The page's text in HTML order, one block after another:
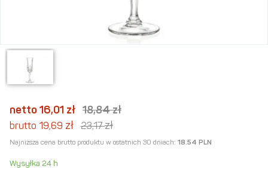
netto 16,01 zł 18,84zł
brutto 19,69 zł 23,17zł
Najniższa cena brutto produktu w ostatnich 30 dniach: 18.54 PLN
Wysyłka 24 h